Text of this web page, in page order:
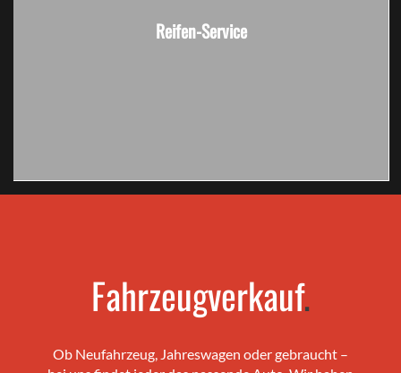
Reifen-Service
Fahrzeugverkauf.
Ob Neufahrzeug, Jahreswagen oder gebraucht –